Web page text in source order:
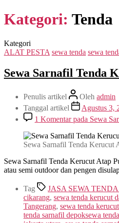
Kategori: Tenda
Kategori
ALAT PESTA sewa tenda sewa
Sewa Sarnafil Tenda
Penulis artikel Oleh admin
Tanggal artikel
Agustus 3,
1 Komentarpada Sewa
Sewa Sarnafil Tenda Kerucut
Sewa Sarnafil Tenda Kerucut Atap
atau semi outdoor dan pengen
Tag JASA SEWA
cikarang, sewa tenda kerucut
Tangerang, sewa tenda
tenda sarnafil depoksewa